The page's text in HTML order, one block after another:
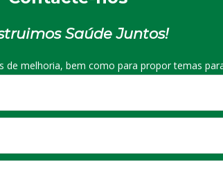
Saúde Juntos!
de melhoria, bem como para propor temas